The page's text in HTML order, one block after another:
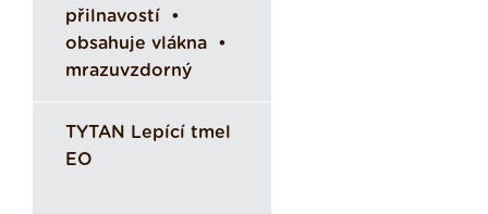
přilnavostí •
obsahuje vlákna •
mrazuvzdorný
TYTAN Lepící tmel
EO